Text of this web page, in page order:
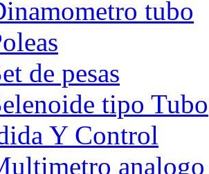
tubo
de pesas
tipo Tubo
Y Control
analogo